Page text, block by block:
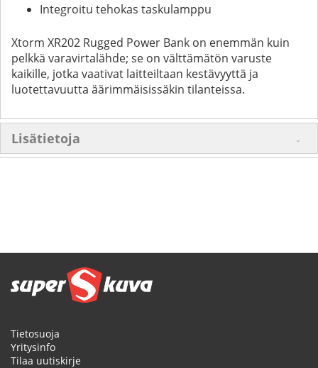
Integroitu tehokas taskulamppu
Xtorm XR202 Rugged Power Bank on enemmän kuin
pelkkä varavirtalähde; se on välttämätön varuste
kaikille, jotka vaativat laitteiltaan kestävyyttä ja
luotettavuutta äärimmäisissäkin tilanteissa.
Lisätietoja
Tietosuoja
Yritysinfo
Tilaa uutiskirje